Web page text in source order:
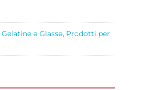
Gelatine e Glasse, Prodotti per